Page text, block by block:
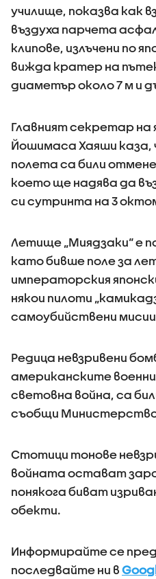
училище, показва как
въздуха парчета
клипове, излъчени по
вижда кратер на
диаметър около 7 м и
Главният секретар на
Йошимаса Хаяши каза,
полета са били
което ще надява да
си сутринта на 3
Летище „Миядзаки“ е
като бивше поле за
императорския
някои пилоти
самоубийствени
Редица невзривени
американските
световна война, са
съобщи
Стотици тонове
войната остават
понякога биват
обекти.
Информирайте се
последвайте ни в